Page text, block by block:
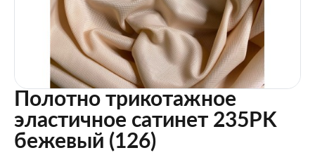
Полотно трикотажное
эластичное сатинет 235PK
бежевый (126)